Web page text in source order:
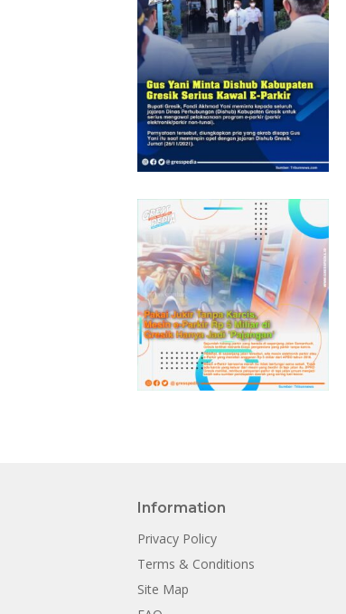
Information
Privacy Policy
Terms & Conditions
Site Map